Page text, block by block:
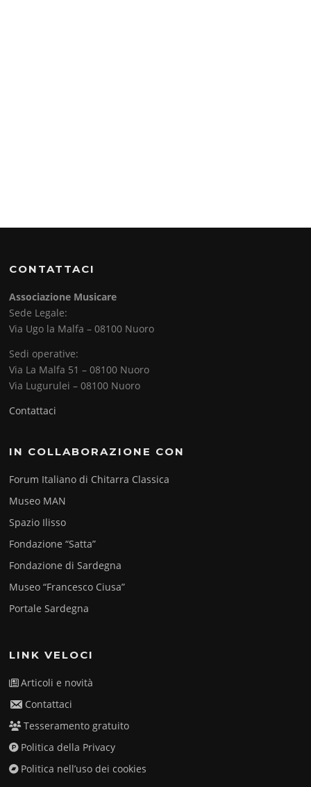
CONTATTACI
Associazione Musicare
Sede Legale:
Via Ugo la Malfa – 08100 Nuoro
Sedi operative:
Via La Malfa 51 – 08100 Nuoro
Via Lugurulei – 08100 Nuoro
Contattaci
IN COLLABORAZIONE CON
Forum Italiano di Chitarra Classica
Museo MAN
Spazio Ilisso
Fondazione “Satta”
Fondazione di Sardegna
Museo “Francesco Ciusa”
Portale Sardegna
LINK VELOCI
Articoli e novità
Contattaci
Tesseramento gratuito
Politica della Privacy
Politica nell’uso dei cookies